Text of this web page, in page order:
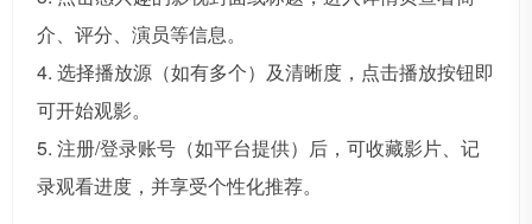
介、评分、演员等信息。
4. 选择播放源（如有多个）及清晰度，点击播放按钮即
可开始观影。
5. 注册/登录账号（如平台提供）后，可收藏影片、记
录观看进度，并享受个性化推荐。